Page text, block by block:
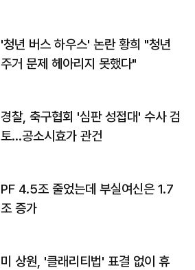
'청년 버스 하우스' 논란 황희 "청년
주거 문제 헤아리지 못했다"
경찰, 축구협회 '심판 성접대' 수사 검
토…공소시효가 관건
PF 4.5조 줄었는데 부실여신은 1.7
조 증가
미 상원, '클래리티법' 표결 없이 휴